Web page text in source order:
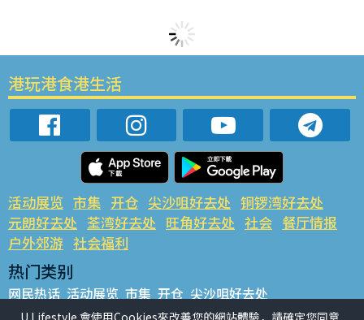
港玩港食港生活
活动展览 市集 开仓 尖沙咀好去处 铜锣湾好去处
元朗好去处 荃湾好去处 旺角好去处 社会 餐厅情报
户外郊游 社会福利
热门类别
网民热话 活动展览 市集 开仓 尖沙咀好去处
铜锣湾好去处 元朗好去处 荃湾好去处 旺角好去处 社会
U Lifestyle 會使用Cookies來改善您的網站體驗，請確定您同意